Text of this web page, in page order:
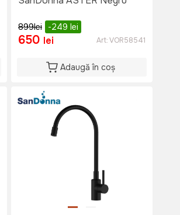
899lei -249 lei
650 lei Art:VOR58541
Adaugă în coș